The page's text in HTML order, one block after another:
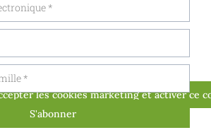
les cookies marketing et activer ce
S'abonner